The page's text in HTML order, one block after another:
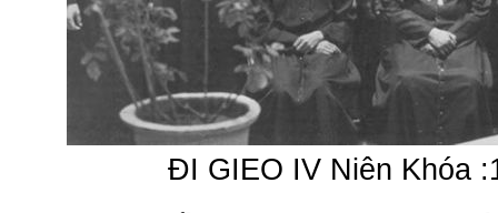
ĐI GIEO IV Niên Khóa